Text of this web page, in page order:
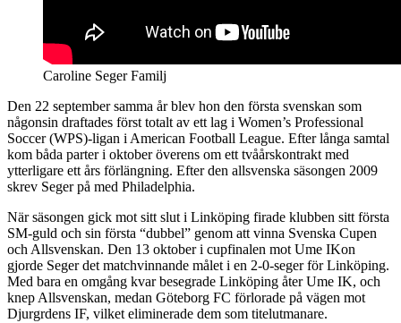
Caroline Seger Familj
Den 22 september samma år blev hon den första svenskan som
någonsin draftades först totalt av ett lag i Women’s Professional
Soccer (WPS)-ligan i American Football League. Efter långa samtal
kom båda parter i oktober överens om ett tvåårskontrakt med
ytterligare ett års förlängning. Efter den allsvenska säsongen 2009
skrev Seger på med Philadelphia.
När säsongen gick mot sitt slut i Linköping firade klubben sitt första
SM-guld och sin första “dubbel” genom att vinna Svenska Cupen
och Allsvenskan. Den 13 oktober i cupfinalen mot Ume IKon
gjorde Seger det matchvinnande målet i en 2-0-seger för Linköping.
Med bara en omgång kvar besegrade Linköping åter Ume IK, och
knep Allsvenskan, medan Göteborg FC förlorade på vägen mot
Djurgrdens IF, vilket eliminerade dem som titelutmanare.